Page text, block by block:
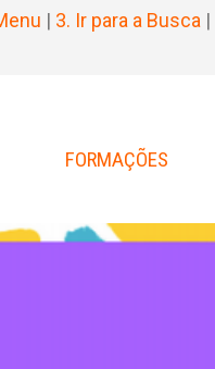
| 3. Ir para a Busca |
FORMAÇÕES